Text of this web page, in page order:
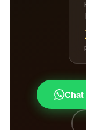
Chat